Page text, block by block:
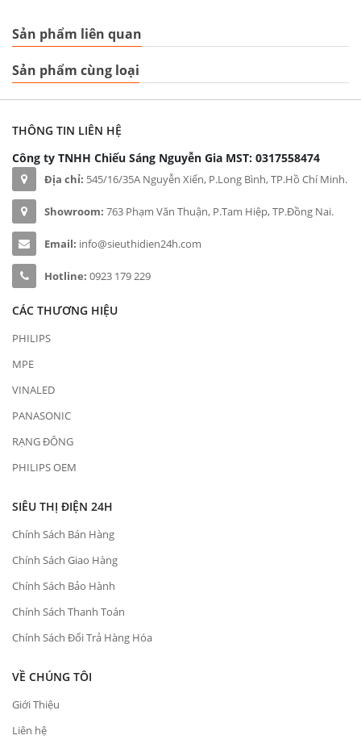
Sản phẩm liên quan
Sản phẩm cùng loại
THÔNG TIN LIÊN HỆ
Công ty TNHH Chiếu Sáng Nguyễn Gia MST: 0317558474
Địa chỉ: 545/16/35A Nguyễn Xiển, P.Long Bình, TP.Hồ Chí Minh.
Showroom: 763 Phạm Văn Thuận, P.Tam Hiệp, TP.Đồng Nai.
Email: info@sieuthidien24h.com
Hotline: 0923 179 229
CÁC THƯƠNG HIỆU
PHILIPS
MPE
VINALED
PANASONIC
RẠNG ĐÔNG
PHILIPS OEM
SIÊU THỊ ĐIỆN 24H
Chính Sách Bán Hàng
Chính Sách Giao Hàng
Chính Sách Bảo Hành
Chính Sách Thanh Toán
Chính Sách Đổi Trả Hàng Hóa
VỀ CHÚNG TÔI
Giới Thiệu
Liên hệ